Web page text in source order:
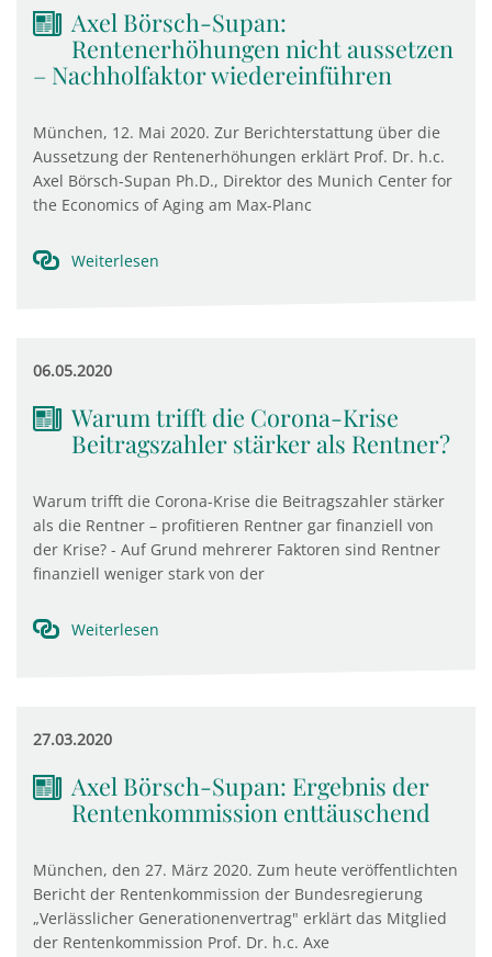
Axel Börsch-Supan:
Rentenerhöhungen nicht aussetzen
– Nachholfaktor wiedereinführen
München, 12. Mai 2020. Zur Berichterstattung über die
Aussetzung der Rentenerhöhungen erklärt Prof. Dr. h.c.
Axel Börsch-Supan Ph.D., Direktor des Munich Center for
the Economics of Aging am Max-Planc
Weiterlesen
06.05.2020
Warum trifft die Corona-Krise
Beitragszahler stärker als Rentner?
Warum trifft die Corona-Krise die Beitragszahler stärker
als die Rentner – profitieren Rentner gar finanziell von
der Krise? - Auf Grund mehrerer Faktoren sind Rentner
finanziell weniger stark von der
Weiterlesen
27.03.2020
Axel Börsch-Supan: Ergebnis der
Rentenkommission enttäuschend
München, den 27. März 2020. Zum heute veröffentlichten
Bericht der Rentenkommission der Bundesregierung
„Verlässlicher Generationenvertrag" erklärt das Mitglied
der Rentenkommission Prof. Dr. h.c. Axe